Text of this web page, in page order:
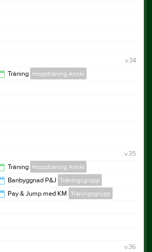
v.34
Träning Hoppträning Annki
v.35
Träning Hoppträning Annki
Banbyggnad P&J Träningsgrupp
Pay & Jump med KM Träningsgrupp
v.36